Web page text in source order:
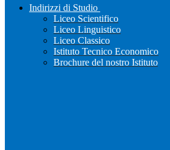
Indirizzi di Studio
Liceo Scientifico
Liceo Linguistico
Liceo Classico
Istituto Tecnico Economico
Brochure del nostro Istituto